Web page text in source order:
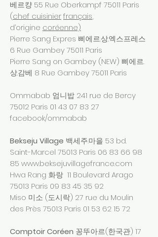
베르컁 55 Rue Oberkampf 75011 Paris
(chef cuisinierfrançais,
d’origine coréenne)
Pierre Sang Expres 삐에르.상.엑스프레스
6 Rue Gambey 75011 Paris
Pierre Sang on Gambey (NEW) 삐에르.
상.감베 8 Rue Gambey 75011 Paris
Ommabab 엄니밥 241 rue de Bercy
75012 Paris 01 43 07 83 27
facebook/ommabab
Bekseju Village 백세주.마을 53 bd.
Saint-Marcel 75013 Paris 06 83 66 98
85 www.beksejuvillagefrance.com
Hwa Rang 화랑 11 Boulevard Arago
75013 Paris 09 83 45 35 92
Miso 미소 (도시락) 27 rue du Moulin
des Près 75013 Paris 01 53 62 15 72
Comptoir Coréen 꽁뚜아르(한국관) 17